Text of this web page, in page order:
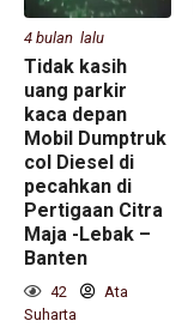
4 bulan lalu
Tidak kasih
uang parkir
kaca depan
Mobil Dumptruk
col Diesel di
pecahkan di
Pertigaan Citra
Maja -Lebak –
Banten
42
Ata
Suharta